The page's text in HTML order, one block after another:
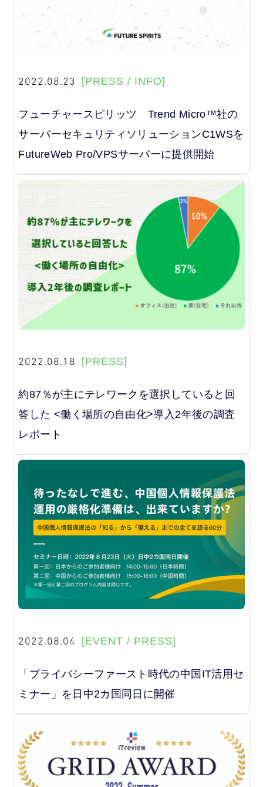
2022.08.23 [PRESS / INFO]
フューチャースピリッツ Trend Micro™社の
サーバーセキュリティソリューションC1WSを
FutureWeb Pro/VPSサーバーに提供開始
2022.08.18 [PRESS]
約87％が主にテレワークを選択していると回
答した <働く場所の自由化>導入2年後の調査
レポート
2022.08.04 [EVENT / PRESS]
「プライバシーファースト時代の中国IT活用セ
ミナー」を日中2カ国同日に開催